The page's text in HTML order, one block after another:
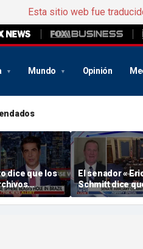
Esta sitio web fue
Mundo Opinión
dice que los
pruebas
de los
El senador «
Schmitt dice
que el Senado
hasta que se